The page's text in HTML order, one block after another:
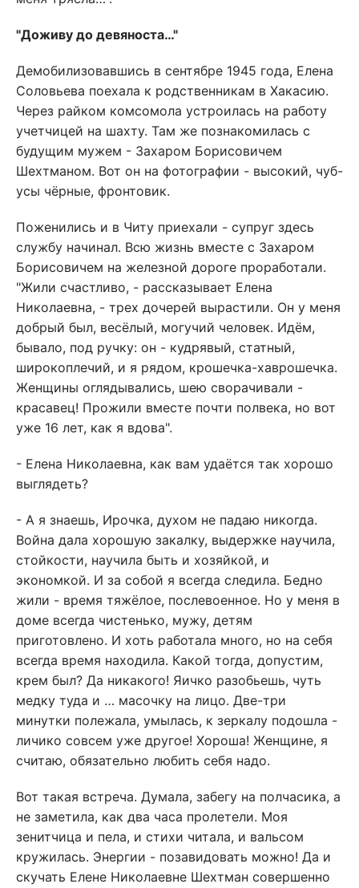
"Доживу до девяноста…"
Демобилизовавшись в сентябре 1945 года, Елена
Соловьева поехала к родственникам в Хакасию.
Через райком комсомола устроилась на работу
учетчицей на шахту. Там же познакомилась с
будущим мужем - Захаром Борисовичем
Шехтманом. Вот он на фотографии - высокий, чуб-
усы чёрные, фронтовик.
Поженились и в Читу приехали - супруг здесь
службу начинал. Всю жизнь вместе с Захаром
Борисовичем на железной дороге проработали.
"Жили счастливо, - рассказывает Елена
Николаевна, - трех дочерей вырастили. Он у меня
добрый был, весёлый, могучий человек. Идём,
бывало, под ручку: он - кудрявый, статный,
широкоплечий, и я рядом, крошечка-хаврошечка.
Женщины оглядывались, шею сворачивали -
красавец! Прожили вместе почти полвека, но вот
уже 16 лет, как я вдова".
- Елена Николаевна, как вам удаётся так хорошо
выглядеть?
- А я знаешь, Ирочка, духом не падаю никогда.
Война дала хорошую закалку, выдержке научила,
стойкости, научила быть и хозяйкой, и
экономкой. И за собой я всегда следила. Бедно
жили - время тяжёлое, послевоенное. Но у меня в
доме всегда чистенько, мужу, детям
приготовлено. И хоть работала много, но на себя
всегда время находила. Какой тогда, допустим,
крем был? Да никакого! Яичко разобьешь, чуть
медку туда и … масочку на лицо. Две-три
минутки полежала, умылась, к зеркалу подошла -
личико совсем уже другое! Хороша! Женщине, я
считаю, обязательно любить себя надо.
Вот такая встреча. Думала, забегу на полчасика, а
не заметила, как два часа пролетели. Моя
зенитчица и пела, и стихи читала, и вальсом
кружилась. Энергии - позавидовать можно! Да и
скучать Елене Николаевне Шехтман совершенно